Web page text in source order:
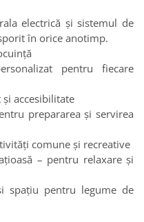
electrică și sistemul de
în orice anotimp.
pentru fiecare
accesibilitate
prepararea și servirea
comune și recreative
– pentru relaxare și
spațiu pentru legume de